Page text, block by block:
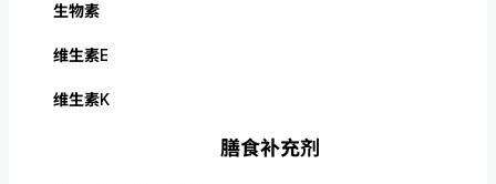
生物素
维生素E
维生素K
膳食补充剂